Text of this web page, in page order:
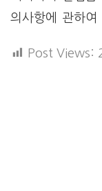
의사항에 관하여
Post Views: